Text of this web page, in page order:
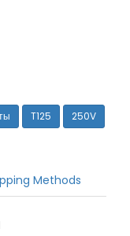
T125
250V
Methods